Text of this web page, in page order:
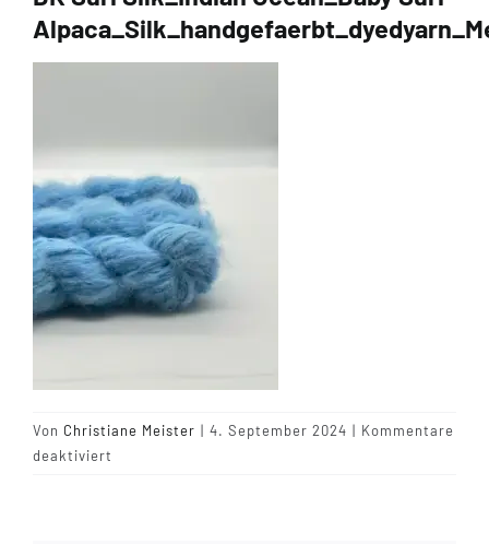
Tipps & Infos
Wollfestivals
Kontakt
Von Christiane Meister | 4. September 2024 | Kommentare
deaktiviert